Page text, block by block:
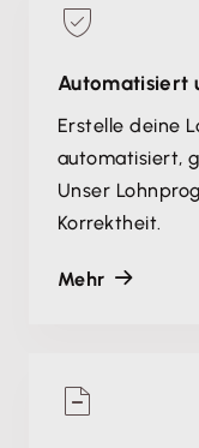
Automatisiert
Erstelle deine
automatisiert,
Unser
Korrektheit.
Mehr